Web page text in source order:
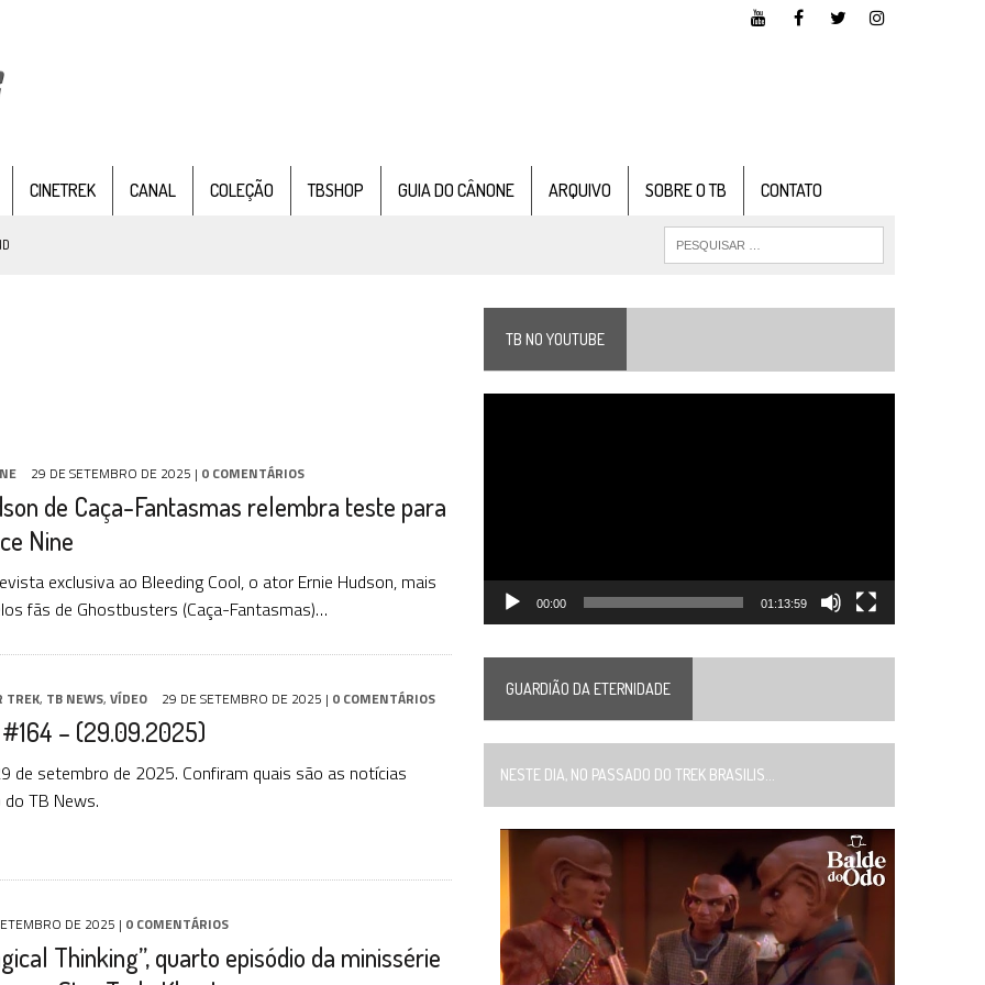
CINETREK CANAL COLEÇÃO TBSHOP GUIA DO CÂNONE ARQUIVO SOBRE O TB CONTATO
DE STRANGE NEW WORDS
– “THE GRIFFIN INCIDENT” (4×02)
DE UMA ERA NA SDCC
STAR TREK SOBRE DIFERENTES PONTOS DE VISTA
29 DE SETEMBRO DE 2025 | 0 COMENTÁRIOS
de Caça-Fantasmas relembra teste para
Nine
exclusiva ao Bleeding Cool, o ator Ernie Hudson, mais
fãs de Ghostbusters (Caça-Fantasmas)…
TREK, TB NEWS, VÍDEO 29 DE SETEMBRO DE 2025 | 0 COMENTÁRIOS
– (29.09.2025)
de setembro de 2025. Confiram quais são as notícias
TB News.
DE 2025 | 0 COMENTÁRIOS
Thinking”, quarto episódio da minissérie
TB NO YOUTUBE
00:00 01:13:59
GUARDIÃO DA ETERNIDADE
NESTE DIA, NO PASSADO DO TREK BRASILIS...